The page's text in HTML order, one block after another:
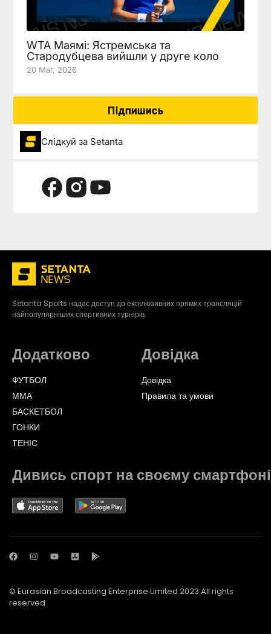
WTA Маямі: Ястремська та
Стародубцева вийшли у друге коло
20 Mar, 2026
Підпишись
Слідкуй за Setanta
Setanta Sports надає доступ до ексклюзивних прямих трансляцій
найпопулярніших спортивних турнірів.
Додатково
ФУТБОЛ
ММА
БАСКЕТБОЛ
ГОНКИ
TЕНІС
Довідка
Довідка
Правила та умови
Дивись спорт на своєму смартфоні
© Eurasian Broadcasting Enterprise Limited 2023 All rights
reserved